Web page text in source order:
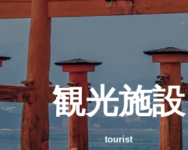
観光施設
tourist